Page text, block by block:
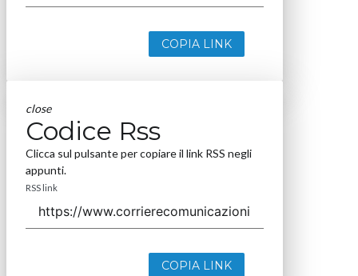
COPIA LINK
close
Codice Rss
Clicca sul pulsante per copiare il link RSS negli
appunti.
RSS link
COPIA LINK